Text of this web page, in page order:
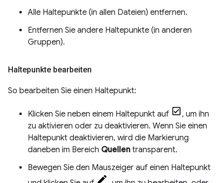
Alle Haltepunkte (in allen Dateien) entfernen.
Entfernen Sie andere Haltepunkte (in anderen
Gruppen).
Haltepunkte bearbeiten
So bearbeiten Sie einen Haltepunkt:
Klicken Sie neben einem Haltepunkt auf
, um ihn
zu aktivieren oder zu deaktivieren. Wenn Sie einen
Haltepunkt deaktivieren, wird die Markierung
daneben im Bereich Quellen transparent.
Bewegen Sie den Mauszeiger auf einen Haltepunkt